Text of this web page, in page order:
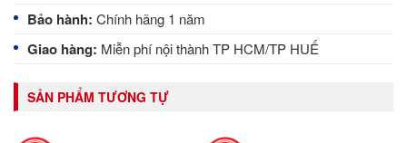
Bảo hành: Chính hãng 1 năm
Giao hàng: Miễn phí nội thành TP HCM/TP HUẾ
SẢN PHẨM TƯƠNG TỰ